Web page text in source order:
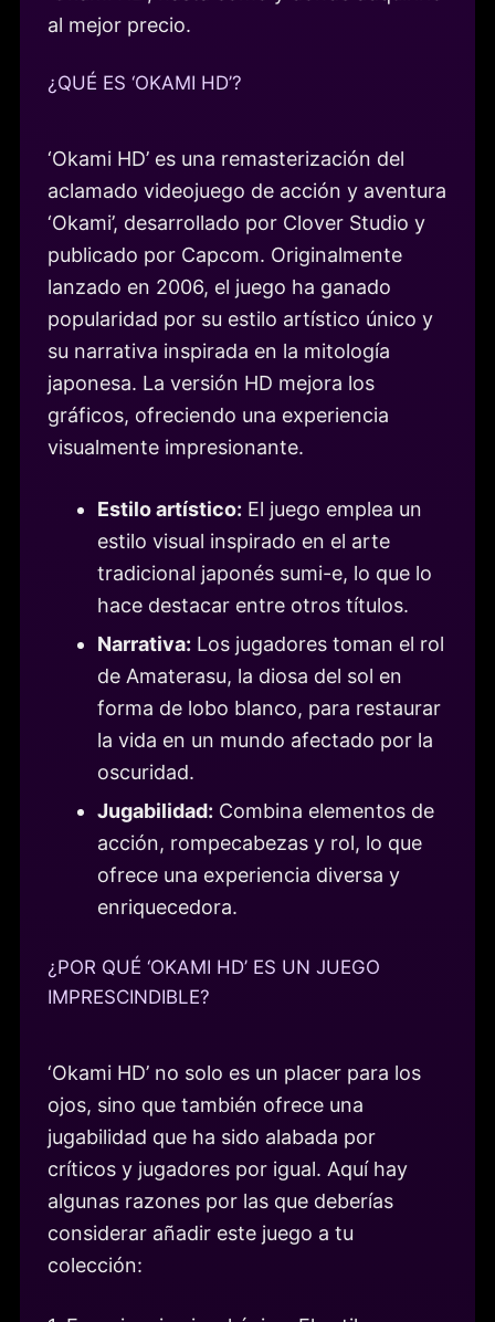
al mejor precio.
¿QUÉ ES ‘OKAMI HD’?
‘Okami HD’ es una remasterización del
aclamado videojuego de acción y aventura
‘Okami’, desarrollado por Clover Studio y
publicado por Capcom. Originalmente
lanzado en 2006, el juego ha ganado
popularidad por su estilo artístico único y
su narrativa inspirada en la mitología
japonesa. La versión HD mejora los
gráficos, ofreciendo una experiencia
visualmente impresionante.
Estilo artístico: El juego emplea un
estilo visual inspirado en el arte
tradicional japonés sumi-e, lo que lo
hace destacar entre otros títulos.
Narrativa: Los jugadores toman el rol
de Amaterasu, la diosa del sol en
forma de lobo blanco, para restaurar
la vida en un mundo afectado por la
oscuridad.
Jugabilidad: Combina elementos de
acción, rompecabezas y rol, lo que
ofrece una experiencia diversa y
enriquecedora.
¿POR QUÉ ‘OKAMI HD’ ES UN JUEGO
IMPRESCINDIBLE?
‘Okami HD’ no solo es un placer para los
ojos, sino que también ofrece una
jugabilidad que ha sido alabada por
críticos y jugadores por igual. Aquí hay
algunas razones por las que deberías
considerar añadir este juego a tu
colección: